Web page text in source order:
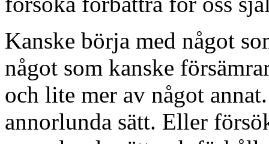
Kanske börja med något
något som kanske
och lite mer av något
annorlunda sätt. Eller